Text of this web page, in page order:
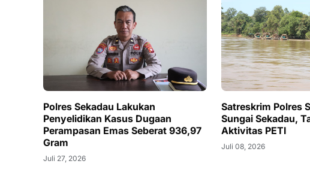
Polres Sekadau Lakukan
Penyelidikan Kasus Dugaan
Perampasan Emas Seberat 936,97
Gram
Juli 27, 2026
Satreskrim Polres
Sungai Sekadau,
Aktivitas PETI
Juli 08, 2026